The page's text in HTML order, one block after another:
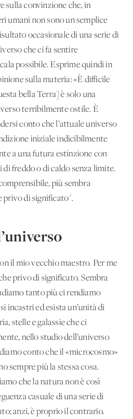
sulla convinzione che, in
umani non sono un semplice
occasionale di una serie di
che ci fa sentire
possibile. Esprime quindi in
sulla materia: «È difficile
bella Terra] è solo una
terribilmente ostile. È
conto che l’attuale universo
iniziale indicibilmente
a una futura estinzione con
freddo o di caldo senza limite.
più sembra
privo di significato".
il mio vecchio maestro. Per me
privo di significato. Sembra
tanto più ci rendiamo
incastri ed esista un’unità di
stelle e galassie che ci
nello studio dell’universo
conto che il «microcosmo»
sempre più la stessa cosa.
che la natura non è così
casuale di una serie di
anzi, è proprio il contrario.